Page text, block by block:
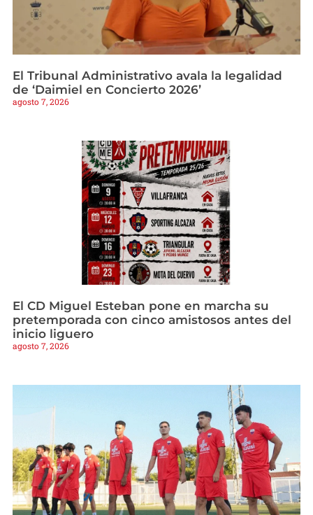
El Tribunal Administrativo avala la legalidad
de ‘Daimiel en Concierto 2026’
agosto 7, 2026
El CD Miguel Esteban pone en marcha su
pretemporada con cinco amistosos antes del
inicio liguero
agosto 7, 2026